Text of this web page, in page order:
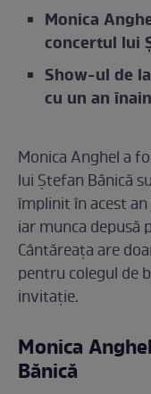
Monica
concertul lui
Show-ul de
cu un an
Monica Anghel a
lui Ștefan Bănică
împlinit în acest an
iar munca depusă
Cântăreața are
pentru colegul de
invitație.
Monica
Bănică